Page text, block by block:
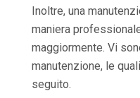
Inoltre, una
maniera
maggiormente. Vi
manutenzione, le
seguito.